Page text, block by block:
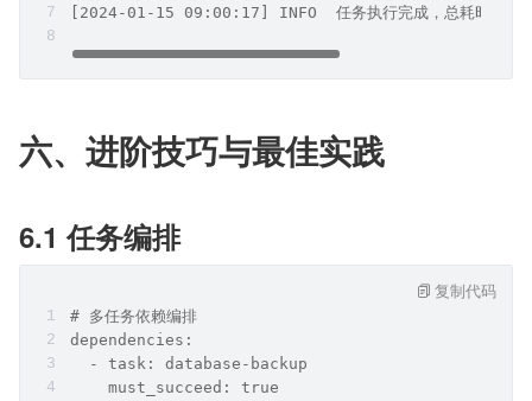
[2024-01-15 09:00:17] INFO  任务执行完成，总耗时: 17
六、进阶技巧与最佳实践
6.1 任务编排
# 多任务依赖编排
dependencies:
  - task: database-backup
    must_succeed: true
复制代码